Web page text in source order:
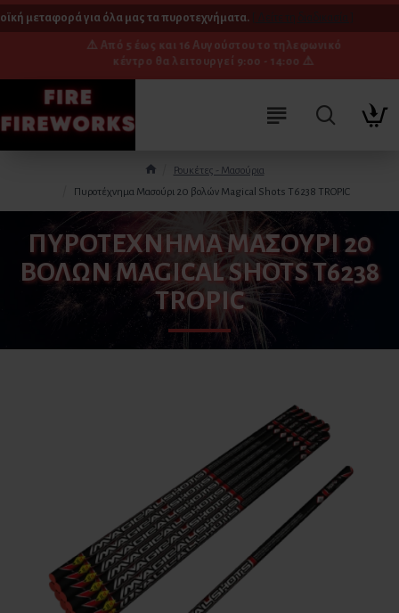
μεταφορά για όλα μας τα πυροτεχνήματα.[ Δείτε τη διαδικασία ]
⚠️ Από 5 έως και 16 Αυγούστου το τηλεφωνικό
κέντρο θα λειτουργεί 9:00 - 14:00 ⚠️
Ρουκέτες - Μασούρια
Πυροτέχνημα Μασούρι 20 βολών Magical Shots T6238 TROPIC
ΠΥΡΟΤΈΧΝΗΜΑ ΜΑΣΟΎΡΙ 20
ΒΟΛΏΝ MAGICAL SHOTS T6238
TROPIC